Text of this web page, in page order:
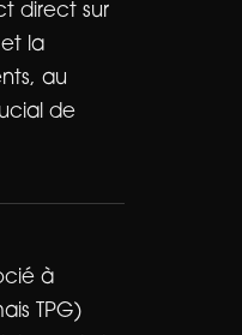
direct sur
la
au
de
à
TPG)